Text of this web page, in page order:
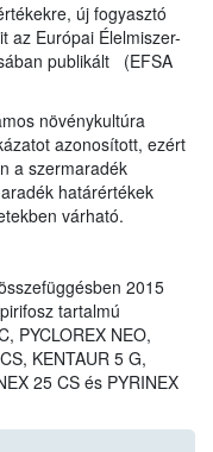
új fogyasztó
az Európai Élelmiszer-
publikált (EFSA
növénykultúra
azonosított, ezért
a szermaradék
határértékek
várható.
2015
tartalmú
PYCLOREX NEO,
KENTAUR 5 G,
25 CS és PYRINEX